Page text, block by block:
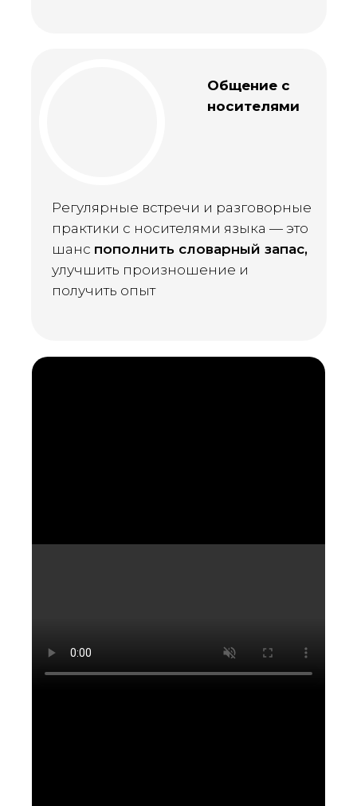
Общение с
носителями
Регулярные встречи и разговорные
практики с носителями языка — это
шанс пополнить словарный запас,
улучшить произношение и
получить опыт